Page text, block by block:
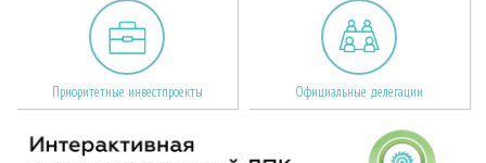
Приоритетные инвестпроекты Официальные делегации